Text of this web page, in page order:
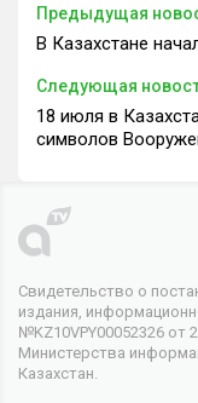
Предыдущая
В Казахстане
Следующая
18 июля в
символов
Свидетельство о
издания,
№KZ10VPY00052326 от
Министерства
Казахстан.